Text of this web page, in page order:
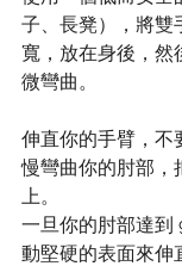
子、長凳），將雙
寬，放在身後，然
微彎曲。
伸直你的手臂，不
慢彎曲你的肘部，
上。
一旦你的肘部達到
動堅硬的表面來伸